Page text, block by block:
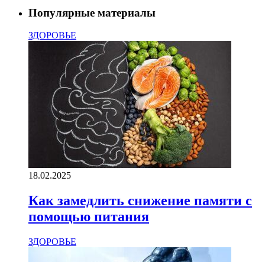
Популярные материалы
ЗДОРОВЬЕ
18.02.2025
Как замедлить снижение памяти с
помощью питания
ЗДОРОВЬЕ